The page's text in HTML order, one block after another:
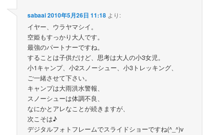
sabaai2010年5月26日 11:18 より:
イヤー、ウラヤマシイ。
空姫もすっかり大人です。
最強のパートナーですね。
することは子供だけど、思考は大人の小3女児。
小1キャンプ、小2スノーシュー、小3トレッキング、
ご一緒させて下さい。
キャンプは大雨洪水警報、
スノーシューは体調不良、
なにかとアレなことが続きますが、
次こそは♪
デジタルフォトフレームでスライドショーですね(^_^)v